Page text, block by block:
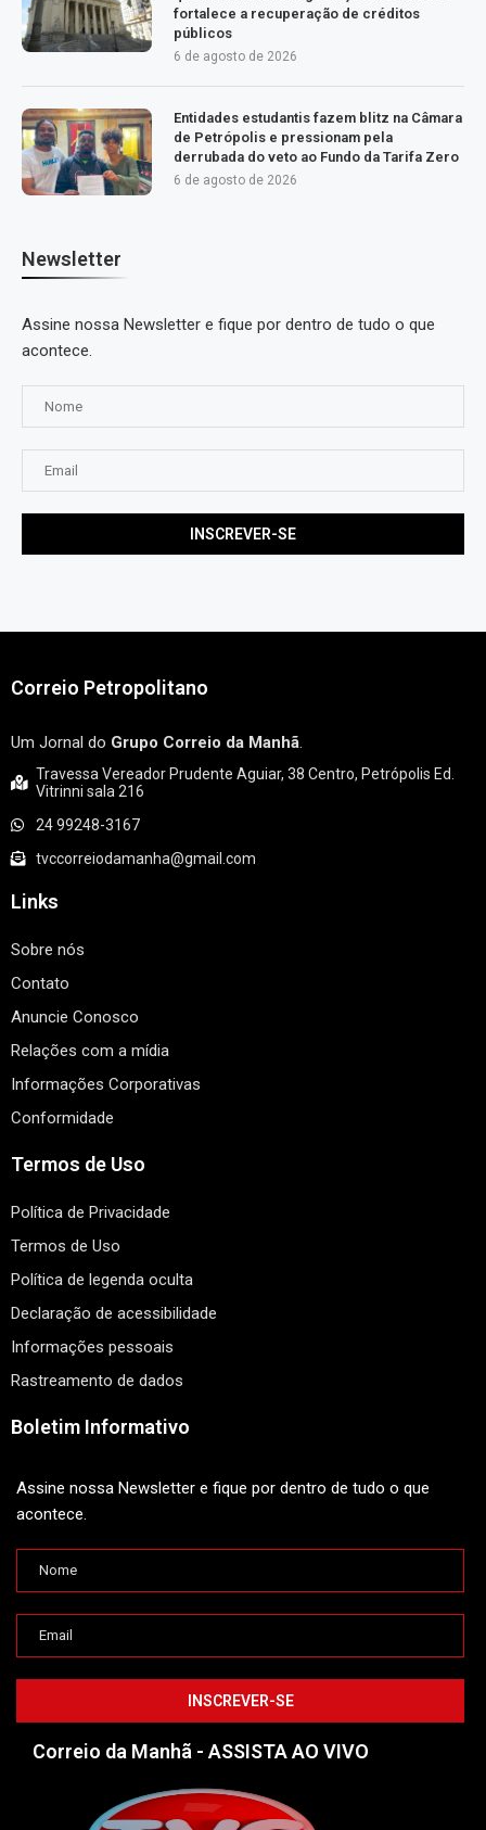
fortalece a recuperação de créditos
públicos
6 de agosto de 2026
Entidades estudantis fazem blitz na Câmara
de Petrópolis e pressionam pela
derrubada do veto ao Fundo da Tarifa Zero
6 de agosto de 2026
Newsletter
Assine nossa Newsletter e fique por dentro de tudo o que
acontece.
Correio Petropolitano
Um Jornal do Grupo Correio da Manhã.
Travessa Vereador Prudente Aguiar, 38 Centro, Petrópolis Ed.
Vitrinni sala 216
24 99248-3167
tvccorreiodamanha@gmail.com
Links
Sobre nós
Contato
Anuncie Conosco
Relações com a mídia
Informações Corporativas
Conformidade
Termos de Uso
Política de Privacidade
Termos de Uso
Política de legenda oculta
Declaração de acessibilidade
Informações pessoais
Rastreamento de dados
Boletim Informativo
Assine nossa Newsletter e fique por dentro de tudo o que
acontece.
Correio da Manhã - ASSISTA AO VIVO